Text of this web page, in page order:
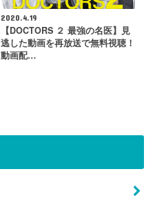
2020.4.19
【DOCTORS ２ 最強の名医】見
逃した動画を再放送で無料視聴！
動画配…